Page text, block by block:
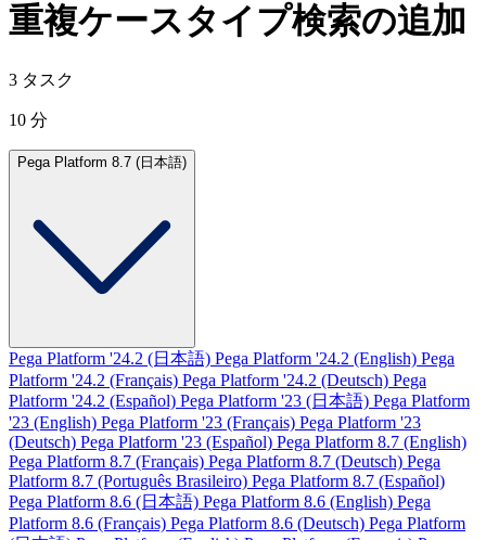
重複ケースタイプ検索の追加
3 タスク
10 分
Pega Platform 8.7 (日本語)
Pega Platform '24.2 (日本語) Pega Platform '24.2 (English) Pega
Platform '24.2 (Français) Pega Platform '24.2 (Deutsch) Pega
Platform '24.2 (Español) Pega Platform '23 (日本語) Pega Platform
'23 (English) Pega Platform '23 (Français) Pega Platform '23
(Deutsch) Pega Platform '23 (Español) Pega Platform 8.7 (English)
Pega Platform 8.7 (Français) Pega Platform 8.7 (Deutsch) Pega
Platform 8.7 (Português Brasileiro) Pega Platform 8.7 (Español)
Pega Platform 8.6 (日本語) Pega Platform 8.6 (English) Pega
Platform 8.6 (Français) Pega Platform 8.6 (Deutsch) Pega Platform